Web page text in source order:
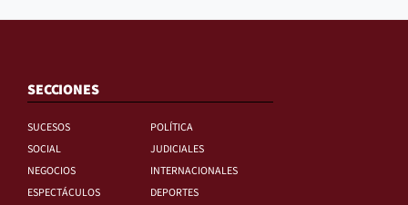
SECCIONES
SUCESOS
POLÍTICA
SOCIAL
JUDICIALES
NEGOCIOS
INTERNACIONALES
ESPECTÁCULOS
DEPORTES